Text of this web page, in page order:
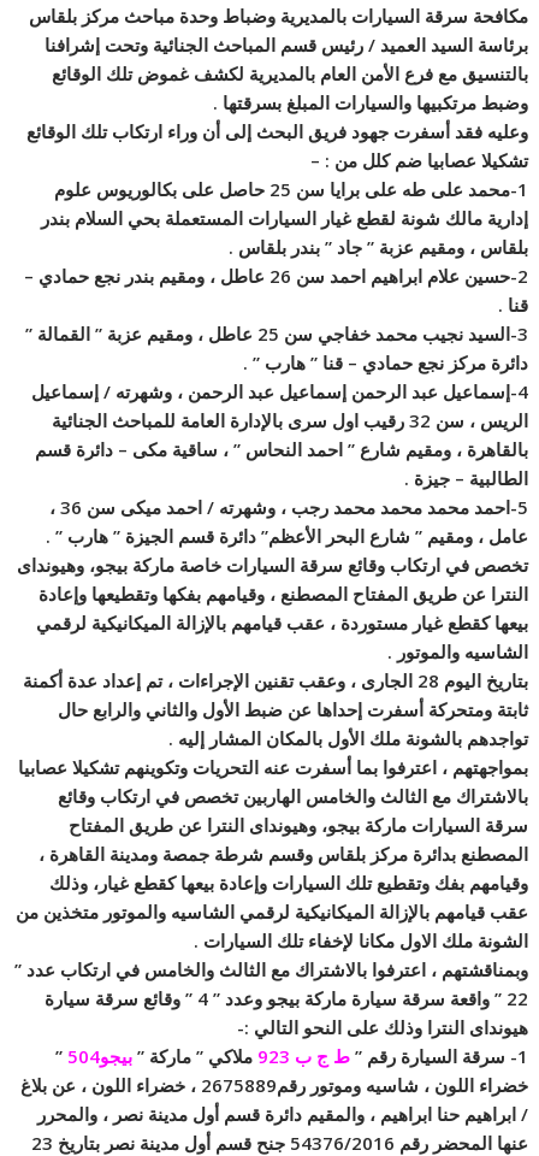
مكافحة سرقة السيارات بالمديرية وضباط وحدة مباحث مركز بلقاس
برئاسة السيد العميد / رئيس قسم المباحث الجنائية وتحت إشرافنا
بالتنسيق مع فرع الأمن العام بالمديرية لكشف غموض تلك الوقائع
وضبط مرتكبيها والسيارات المبلغ بسرقتها .
وعليه فقد أسفرت جهود فريق البحث إلى أن وراء ارتكاب تلك الوقائع
تشكيلا عصابيا ضم كلل من : –
1-محمد على طه على برايا سن 25 حاصل على بكالوريوس علوم
إدارية مالك شونة لقطع غيار السيارات المستعملة بحي السلام بندر
بلقاس ، ومقيم عزبة ” جاد ” بندر بلقاس .
2-حسين علام ابراهيم احمد سن 26 عاطل ، ومقيم بندر نجع حمادي –
قنا .
3-السيد نجيب محمد خفاجي سن 25 عاطل ، ومقيم عزبة ” القمالة ”
دائرة مركز نجع حمادي – قنا ” هارب ” .
4-إسماعيل عبد الرحمن إسماعيل عبد الرحمن ، وشهرته / إسماعيل
الريس ، سن 32 رقيب اول سرى بالإدارة العامة للمباحث الجنائية
بالقاهرة ، ومقيم شارع ” احمد النحاس ” ، ساقية مكى – دائرة قسم
الطالبية – جيزة .
5-احمد محمد محمد محمد رجب ، وشهرته / احمد ميكى سن 36 ،
عامل ، ومقيم ” شارع البحر الأعظم” دائرة قسم الجيزة ” هارب ” .
تخصص في ارتكاب وقائع سرقة السيارات خاصة ماركة بيجو، وهيونداى
النترا عن طريق المفتاح المصطنع ، وقيامهم بفكها وتقطيعها وإعادة
بيعها كقطع غيار مستوردة ، عقب قيامهم بالإزالة الميكانيكية لرقمي
الشاسيه والموتور .
بتاريخ اليوم 28 الجارى ، وعقب تقنين الإجراءات ، تم إعداد عدة أكمنة
ثابتة ومتحركة أسفرت إحداها عن ضبط الأول والثاني والرابع حال
تواجدهم بالشونة ملك الأول بالمكان المشار إليه .
بمواجهتهم ، اعترفوا بما أسفرت عنه التحريات وتكوينهم تشكيلا عصابيا
بالاشتراك مع الثالث والخامس الهاربين تخصص في ارتكاب وقائع
سرقة السيارات ماركة بيجو، وهيونداى النترا عن طريق المفتاح
المصطنع بدائرة مركز بلقاس وقسم شرطة جمصة ومدينة القاهرة ،
وقيامهم بفك وتقطيع تلك السيارات وإعادة بيعها كقطع غيار، وذلك
عقب قيامهم بالإزالة الميكانيكية لرقمي الشاسيه والموتور متخذين من
الشونة ملك الاول مكانا لإخفاء تلك السيارات .
وبمناقشتهم ، اعترفوا بالاشتراك مع الثالث والخامس في ارتكاب عدد ”
22 ” واقعة سرقة سيارة ماركة بيجو وعدد ” 4 ” وقائع سرقة سيارة
هيونداى النترا وذلك على النحو التالي :-
1- سرقة السيارة رقم ”
ط ج ب 923 ملاكي ” ماركة ”بيجو504
”
خضراء اللون ، شاسيه وموتور رقم2675889 ، خضراء اللون ، عن بلاغ
/ ابراهيم حنا ابراهيم ، والمقيم دائرة قسم أول مدينة نصر ، والمحرر
عنها المحضر رقم 54376/2016 جنح قسم أول مدينة نصر بتاريخ 23